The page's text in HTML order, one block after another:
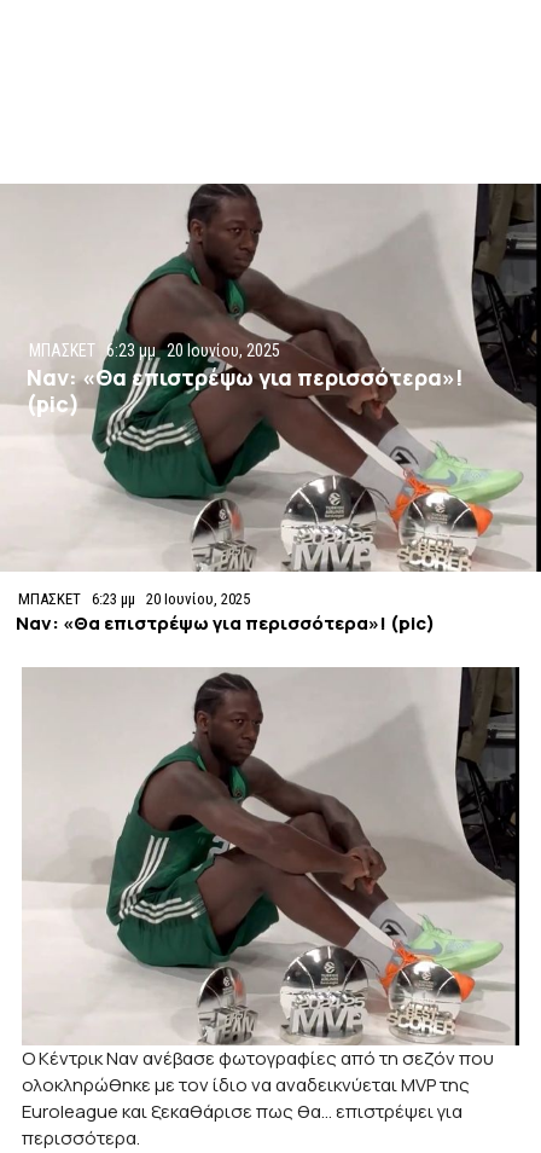
ΜΠΑΣΚΕΤ 6:23 μμ 20 Ιουνίου, 2025
Ναν: «Θα επιστρέψω για περισσότερα»!
(pic)
ΜΠΑΣΚΕΤ 6:23 μμ 20 Ιουνίου, 2025
Ναν: «Θα επιστρέψω για περισσότερα»! (pic)
Ο Κέντρικ Ναν ανέβασε φωτογραφίες από τη σεζόν που
ολοκληρώθηκε με τον ίδιο να αναδεικνύεται MVP της
Euroleague και ξεκαθάρισε πως θα… επιστρέψει για
περισσότερα.